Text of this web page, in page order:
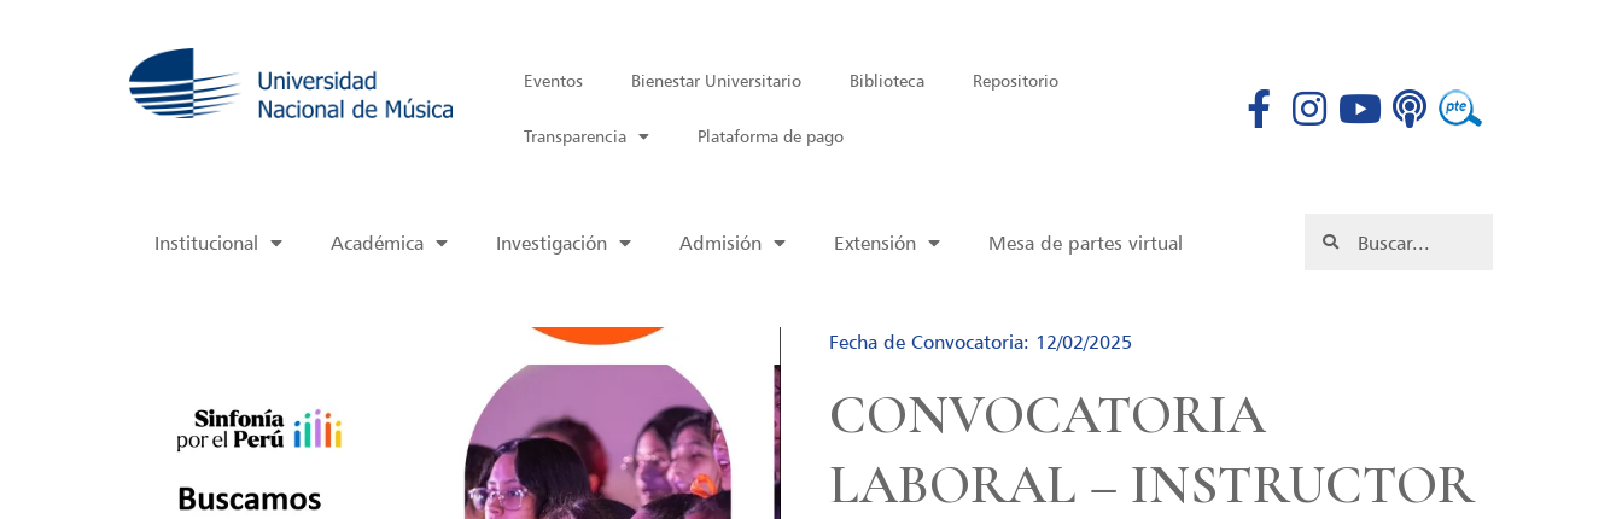
Eventos Bienestar Universitario Biblioteca Repositorio
Transparencia Plataforma de pago
Institucional Académica Investigación Admisión Extensión Mesa de partes virtual
Fecha de Convocatoria: 12/02/2025
CONVOCATORIA
LABORAL – INSTRUCTOR